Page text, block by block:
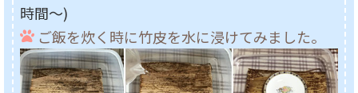
時間～)
ご飯を炊く時に竹皮を水に浸けてみました。